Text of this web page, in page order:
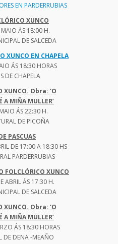
EN PARDERRUBIAS
XUNCO
ÁS 18:00 H.
DE SALCEDA
XUNCO EN CHAPELA
ÁS 18:30 HORAS
DE CHAPELA
XUNCO. Obra: ‘O
A MIÑA MULLER’
ÁS 22:30 H.
DE PICOÑA
PASCUAS
DE 17:00 A 18:30 HS
PARDERRUBIAS
FOLCLÓRICO XUNCO
ABRIL ÁS 17:30 H.
DE SALCEDA
XUNCO. Obra: ‘O
A MIÑA MULLER’
ÁS 18:30 HORAS
DE DENA -MEAÑO